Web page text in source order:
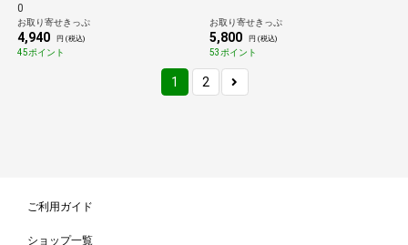
物 ギフト プレゼント 手土産 お持
たせ
0
お取り寄せきっぷ
4,940 円 (税込)
45ポイント
お取り寄せきっぷ
5,800 円 (税込)
53ポイント
1 2
ご利用ガイド
ショップ一覧